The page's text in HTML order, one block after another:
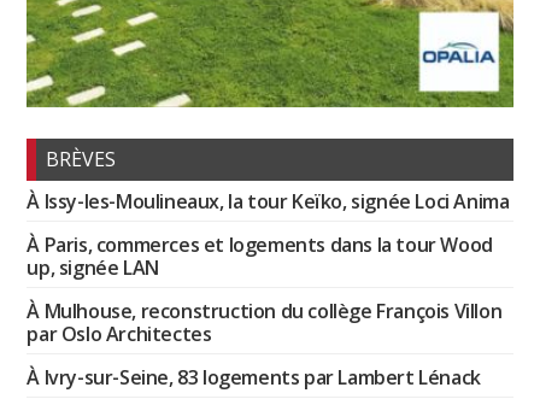
BRÈVES
À Issy-les-Moulineaux, la tour Keïko, signée Loci Anima
À Paris, commerces et logements dans la tour Wood
up, signée LAN
À Mulhouse, reconstruction du collège François Villon
par Oslo Architectes
À Ivry-sur-Seine, 83 logements par Lambert Lénack